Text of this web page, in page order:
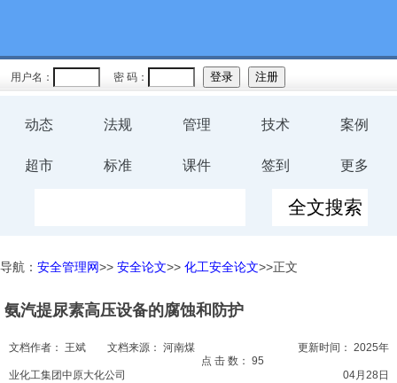
用户名： 密 码：
动态 法规 管理 技术 案例
超市 标准 课件 签到 更多
规程
预案
评价
生
环保
健康
导航： 安全管理网>> 安全论文>> 化工安全论文>>正文
氨汽提尿素高压设备的腐蚀和防护
文档作者： 王斌 文档来源： 河南煤
业化工集团中原大化公司
点 击 数： 95
更新时间： 2025年
04月28日